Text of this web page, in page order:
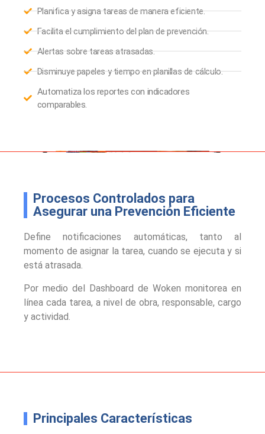
Planifica y asigna tareas de manera eficiente.
Facilita el cumplimiento del plan de prevención.
Alertas sobre tareas atrasadas.
Disminuye papeles y tiempo en planillas de cálculo.
Automatiza los reportes con indicadores
comparables.
Procesos Controlados para
Asegurar una Prevención Eficiente
Define notificaciones automáticas, tanto al
momento de asignar la tarea, cuando se ejecuta y si
está atrasada.
Por medio del Dashboard de Woken monitorea en
línea cada tarea, a nivel de obra, responsable, cargo
y actividad.
Principales Características